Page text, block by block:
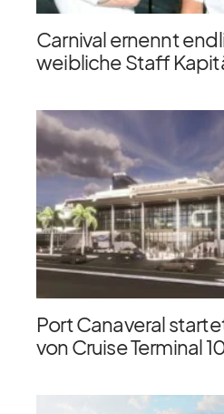
Carnival ernennt
weibliche Staff
Port Canaveral
von Cruise Terminal